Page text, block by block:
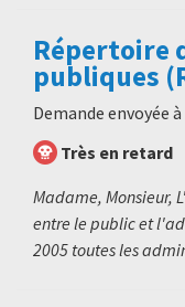
Répertoire
publiques
Demande envoyée à
Très en retard
Madame, Monsieur,
entre le public et
2005 toutes les